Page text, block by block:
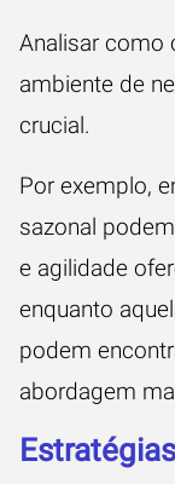
Analisar como
ambiente de
crucial.
Por exemplo,
sazonal
e agilidade
enquanto
podem
abordagem